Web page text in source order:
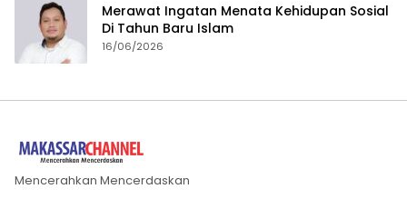
Merawat Ingatan Menata Kehidupan Sosial
Di Tahun Baru Islam
16/06/2026
Mencerahkan Mencerdaskan